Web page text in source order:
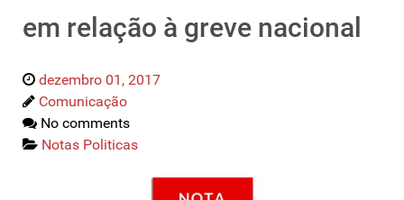
em relação à greve nacional
dezembro 01, 2017
Comunicação
No comments
Notas Politicas